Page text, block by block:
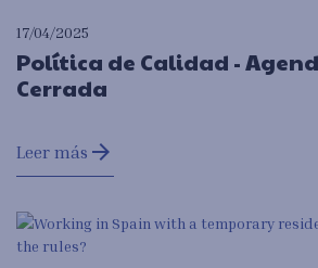
17/04/2025
Política de Calidad -
Cerrada
Leer más arrow_forward